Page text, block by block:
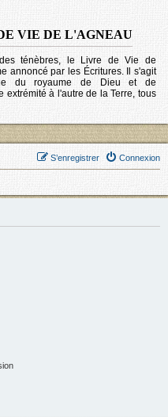
VIE DE L'AGNEAU
ténèbres, le Livre de Vie de
annoncé par les Écritures. Il s'agit
du royaume de Dieu et de
extrémité à l'autre de la Terre, tous
Connexion
S’enregistrer